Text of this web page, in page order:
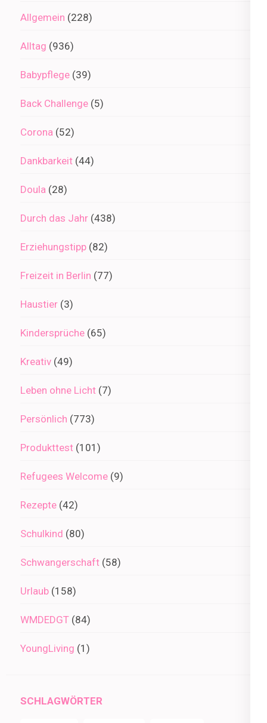
Allgemein (228)
Alltag (936)
Babypflege (39)
Back Challenge (5)
Corona (52)
Dankbarkeit (44)
Doula (28)
Durch das Jahr (438)
Erziehungstipp (82)
Freizeit in Berlin (77)
Haustier (3)
Kindersprüche (65)
Kreativ (49)
Leben ohne Licht (7)
Persönlich (773)
Produkttest (101)
Refugees Welcome (9)
Rezepte (42)
Schulkind (80)
Schwangerschaft (58)
Urlaub (158)
WMDEDGT (84)
YoungLiving (1)
SCHLAGWÖRTER